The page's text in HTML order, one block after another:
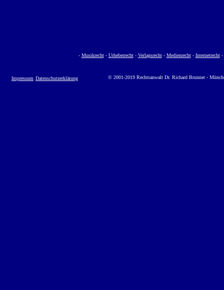
- Musikrecht- Urheberrecht- Verlagsrecht- Medienrecht- Internetrecht-
Impressum Datenschutzerklärung © 2001-2019 Rechtsanwalt Dr. Richard Brunner -